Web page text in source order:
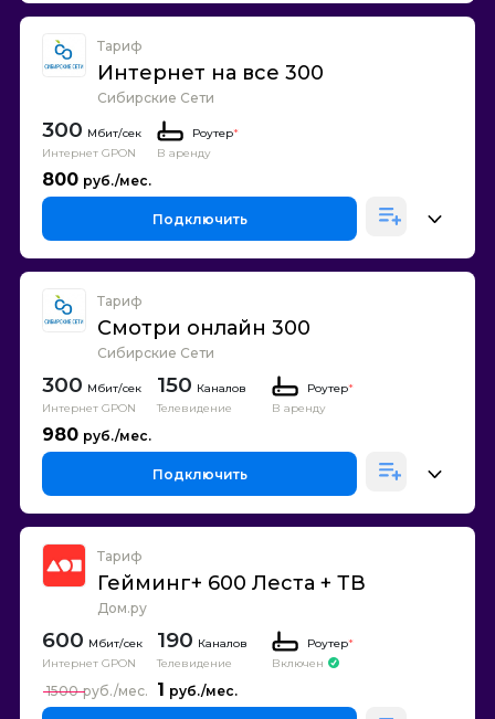
Тариф
Интернет на все 300
Сибирские Сети
300
Интернет GPON
Роутер*
В аренду
800
Подключить
Тариф
Смотри онлайн 300
Сибирские Сети
300
Интернет GPON
150 Каналов
Телевидение
Роутер*
В аренду
980
Подключить
Тариф
Гейминг+ 600 Леста + ТВ
Дом.ру
600
Интернет GPON
190 Каналов
Телевидение
Роутер*
Включен
1
1500